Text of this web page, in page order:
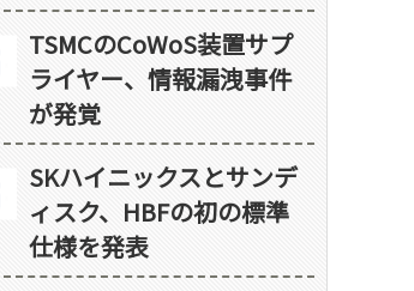
TSMCのCoWoS装置サプ
ライヤー、情報漏洩事件
が発覚
SKハイニックスとサンデ
ィスク、HBFの初の標準
仕様を発表